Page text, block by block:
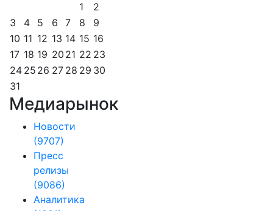
1
2
3
4 5 6 7 8
9
10 11 12 13 14 15 16
17 18 19 20 21 22 23
24 25 26 27 28 29 30
31
Медиарынок
Новости
(9707)
Пресс
релизы
(9086)
Аналитика